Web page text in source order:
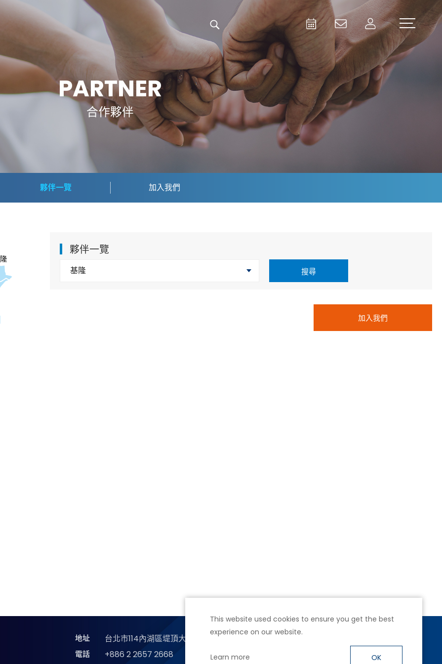
This website used cookies to ensure you get the best
experience on our website.
Learn more OK
Activities
Contact Us
Member
Test and Measurement
Aerospace | Defense | Security
Broadcast and Media
PARTNER
合作夥伴
夥伴一覽 加入我們
夥伴一覽
搜尋
加入我們
地址 台北市114內湖區堤頂大道二段89號4樓
電話 +886 2 2657 2668